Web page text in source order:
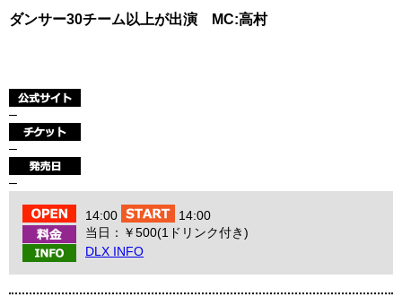
ダンサー30チーム以上が出演 MC:高村
–
–
–
14:00
14:00
当日：￥500(1ドリンク付き)
DLX INFO